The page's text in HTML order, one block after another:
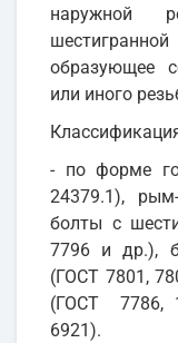
наружной
образующее
или иного
- по форме
24379.1),
болты с
7796 и др.),
(ГОСТ 7801,
(ГОСТ 7786,
6921).